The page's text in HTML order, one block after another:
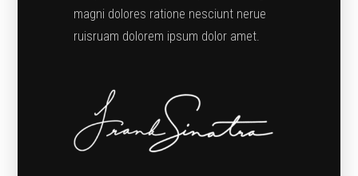
magni dolores ratione nesciunt nerue
ruisruam dolorem ipsum dolor amet.